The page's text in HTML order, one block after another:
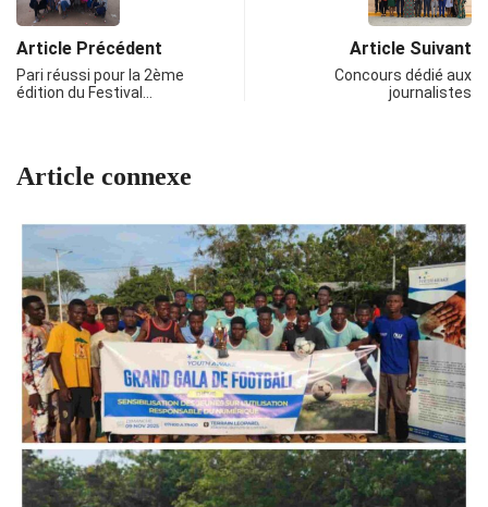
Article Précédent
Pari réussi pour la 2ème
édition du Festival…
Article Suivant
Concours dédié aux
journalistes
Article connexe